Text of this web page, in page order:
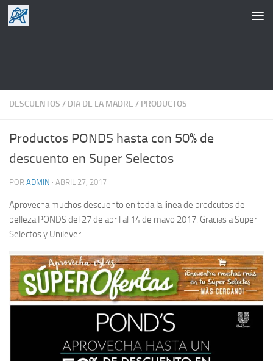
Saltar al contenido
DESCUENTOS / DIA DE LA MADRE / PRODUCTOS
Productos PONDS hasta con 50% de
descuento en Super Selectos
POR ADMIN · ABRIL 27, 2017
Aprovecha muchos descuento en toda la linea de prodcutos de
belleza PONDS del 27 de abril al 14 de mayo 2017. Gracias a Super
Selectos y Unilever.